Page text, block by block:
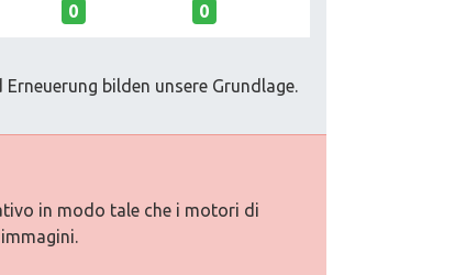
0 0
bilden unsere Grundlage.
in modo tale che i motori di